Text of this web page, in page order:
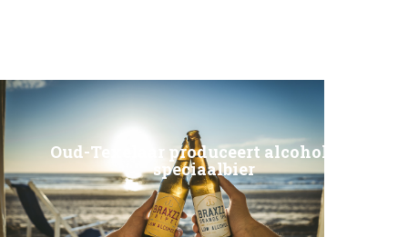
Oud-Texelaar produceert alcoholvrij
speciaalbier